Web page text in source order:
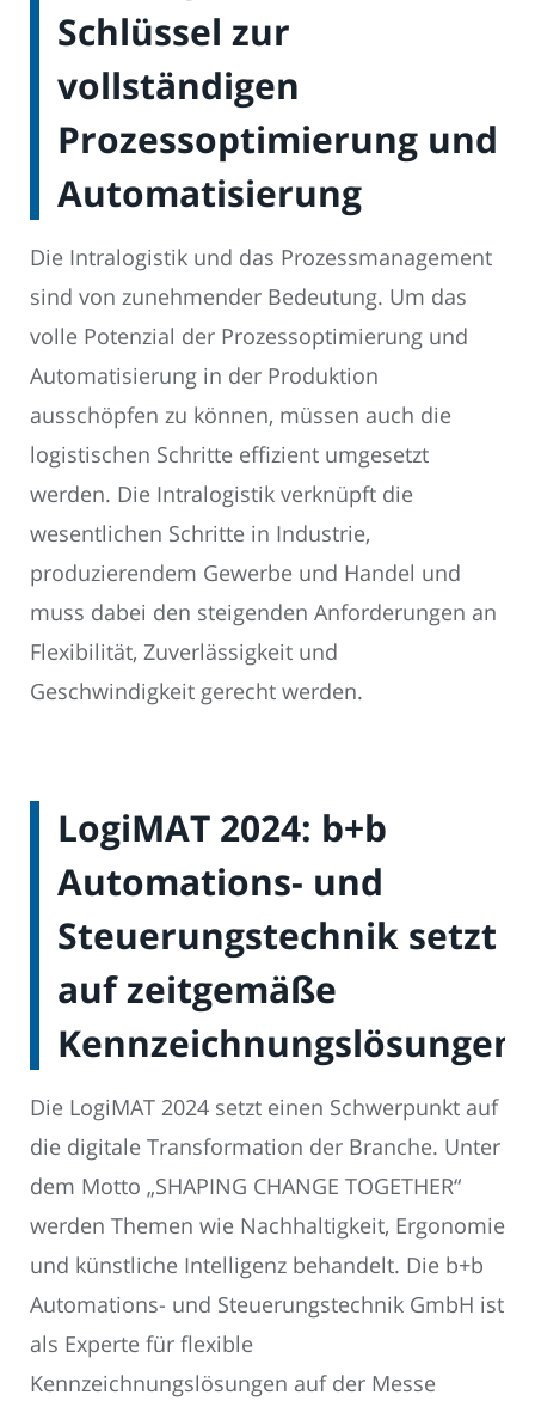
Schlüssel zur
vollständigen
Prozessoptimierung und
Automatisierung
Die Intralogistik und das Prozessmanagement
sind von zunehmender Bedeutung. Um das
volle Potenzial der Prozessoptimierung und
Automatisierung in der Produktion
ausschöpfen zu können, müssen auch die
logistischen Schritte effizient umgesetzt
werden. Die Intralogistik verknüpft die
wesentlichen Schritte in Industrie,
produzierendem Gewerbe und Handel und
muss dabei den steigenden Anforderungen an
Flexibilität, Zuverlässigkeit und
Geschwindigkeit gerecht werden.
LogiMAT 2024: b+b
Automations- und
Steuerungstechnik setzt
auf zeitgemäße
Kennzeichnungslösungen
Die LogiMAT 2024 setzt einen Schwerpunkt auf
die digitale Transformation der Branche. Unter
dem Motto „SHAPING CHANGE TOGETHER“
werden Themen wie Nachhaltigkeit, Ergonomie
und künstliche Intelligenz behandelt. Die b+b
Automations- und Steuerungstechnik GmbH ist
als Experte für flexible
Kennzeichnungslösungen auf der Messe